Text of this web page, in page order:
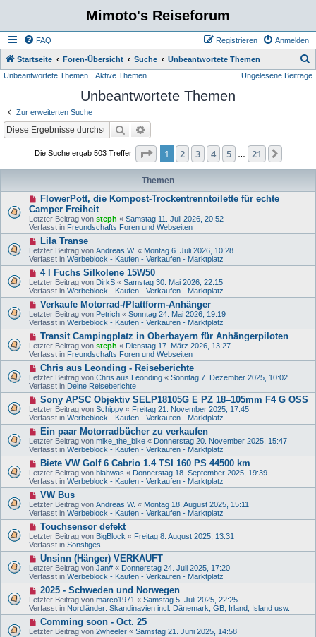
Mimoto's Reiseforum
FAQ Anmelden
Registrieren
Startseite Foren-Übersicht Suche Unbeantwortete Themen
u
Unbeantwortete Themen Aktive Themen Ungelesene Beiträge
Unbeantwortete Themen
Zur erweiterten Suche
Suche
Die Suche ergab 503 Treffer Seite 1von 21
1 2 3 4 5 21
Themen
N
u
e
r
B
e
i
t
a
g
FlowerPott, die Kompost-Trockentrenntoilette für echte
Camper Freiheit
Letzter Beitrag von steph « Samstag 11. Juli 2026, 20:52
Verfasst in Freundschafts Foren und Webseiten
N
e
u
e
B
e
i
r
a
g
Lila Transe
Letzter Beitrag von Andreas W. « Montag 6. Juli 2026, 10:28
Verfasst in Werbeblock - Kaufen - Verkaufen - Marktplatz
N
e
u
e
B
e
i
r
a
g
4 l Fuchs Silkolene 15W50
Letzter Beitrag von DirkS « Samstag 30. Mai 2026, 22:15
Verfasst in Werbeblock - Kaufen - Verkaufen - Marktplatz
N
e
u
e
B
e
i
r
a
g
Verkaufe Motorrad-/Plattform-Anhänger
Letzter Beitrag von Petrich « Sonntag 24. Mai 2026, 19:19
Verfasst in Werbeblock - Kaufen - Verkaufen - Marktplatz
N
e
u
e
B
e
i
r
a
g
Transit Campingplatz in Oberbayern für Anhängerpiloten
Letzter Beitrag von steph « Dienstag 17. März 2026, 13:27
Verfasst in Freundschafts Foren und Webseiten
N
e
u
e
B
e
i
r
a
g
Chris aus Leonding - Reiseberichte
Letzter Beitrag von Chris aus Leonding « Sonntag 7. Dezember 2025, 10:02
Verfasst in Deine Reiseberichte
N
e
u
e
B
e
i
r
a
g
Sony APSC Objektiv SELP18105G E PZ 18–105mm F4 G OSS
Letzter Beitrag von Schippy « Freitag 21. November 2025, 17:45
Verfasst in Werbeblock - Kaufen - Verkaufen - Marktplatz
N
e
u
e
B
e
i
r
a
g
Ein paar Motorradbücher zu verkaufen
Letzter Beitrag von mike_the_bike « Donnerstag 20. November 2025, 15:47
Verfasst in Werbeblock - Kaufen - Verkaufen - Marktplatz
N
e
u
e
B
e
i
r
a
g
Biete VW Golf 6 Cabrio 1.4 TSI 160 PS 44500 km
Letzter Beitrag von blahwas « Donnerstag 18. September 2025, 19:39
Verfasst in Werbeblock - Kaufen - Verkaufen - Marktplatz
N
e
u
e
B
e
i
r
a
g
VW Bus
Letzter Beitrag von Andreas W. « Montag 18. August 2025, 15:11
Verfasst in Werbeblock - Kaufen - Verkaufen - Marktplatz
N
e
u
e
B
e
i
r
a
g
Touchsensor defekt
Letzter Beitrag von BigBlock « Freitag 8. August 2025, 13:31
Verfasst in Sonstiges
N
e
u
e
B
e
i
r
Unsinn (Hänger) VERKAUFT
Letzter Beitrag von Jan# « Donnerstag 24. Juli 2025, 17:20
Verfasst in Werbeblock - Kaufen - Verkaufen - Marktplatz
N
e
u
e
B
2025 - Schweden und Norwegen
Letzter Beitrag von marco1971 « Samstag 5. Juli 2025, 22:25
Verfasst in Nordländer: Skandinavien incl. Dänemark, GB, Irland, Island usw.
N
e
Comming soon - Oct. 25
Letzter Beitrag von 2wheeler « Samstag 21. Juni 2025, 14:58